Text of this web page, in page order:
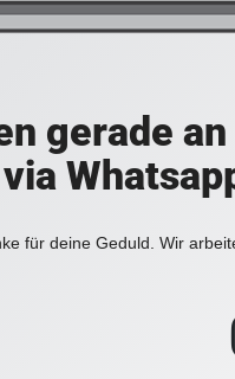
gerade
für deine Geduld. Wir